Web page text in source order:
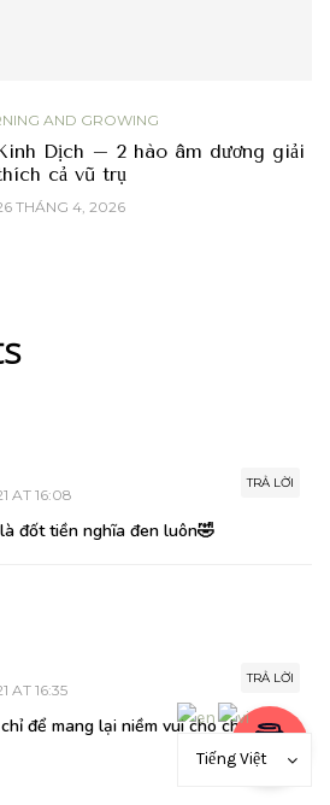
AND GROWING
Dịch – 2 hào âm dương giải
cả vũ trụ
THÁNG 4, 2026
TRẢ LỜI
AT 16:08
đốt tiền nghĩa đen luôn🤣
TRẢ LỜI
AT 16:35
để mang lại niềm vui cho chúng ta
Tiếng Việt